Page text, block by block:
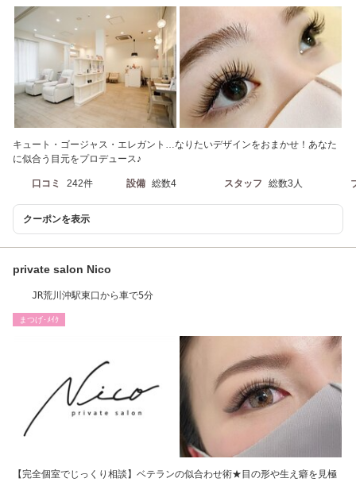
キュート・ゴージャス・エレガント…なりたいデザインをおまかせ！あなた
に似合う目元をプロデュース♪
口コミ 242件 設備 総数4 スタッフ 総数3人
クーポンを表示
private salon Nico
JR荒川沖駅東口から車で5分
まつげ･ﾒｲｸ
【完全個室でじっくり相談】ベテランの似合わせ術★目の形や生え癖を見極